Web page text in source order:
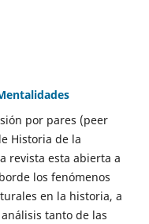
por pares (peer
Historia de la
revista esta abierta a
los fenómenos
en la historia, a
tanto de las